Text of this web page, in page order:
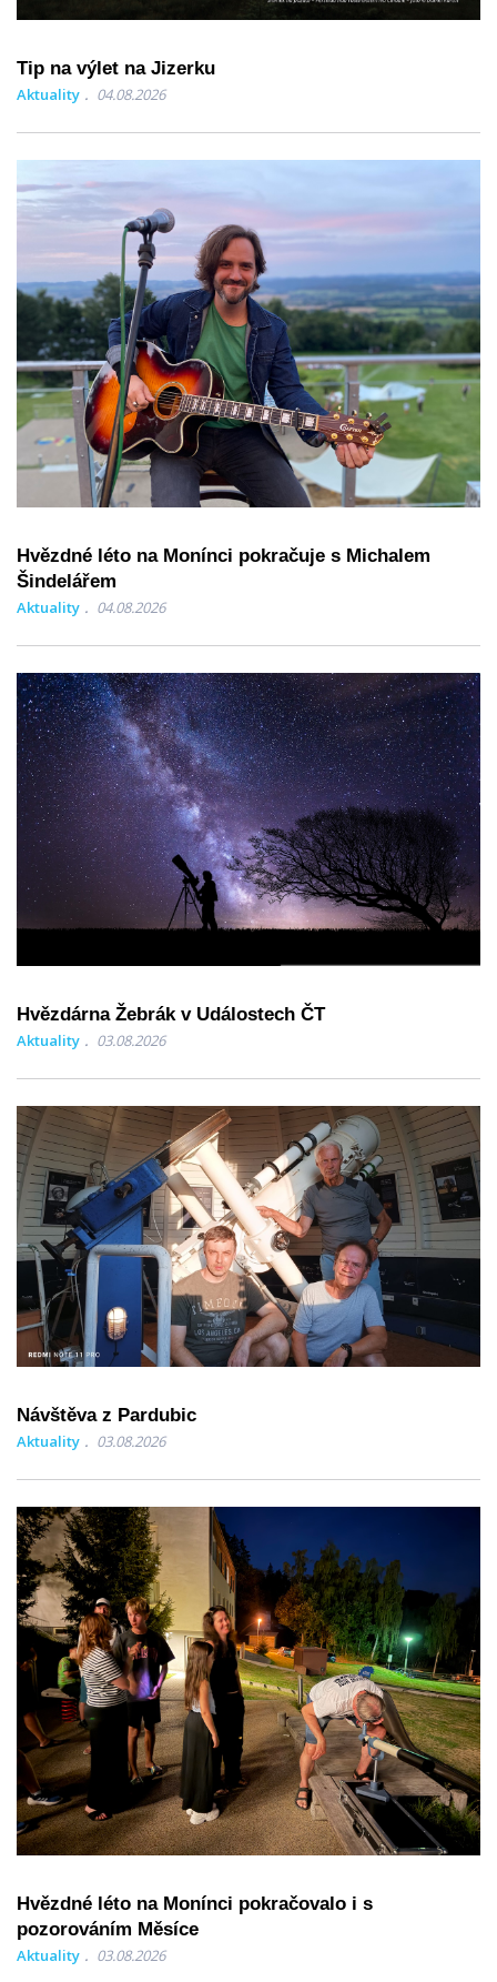
Tip na výlet na Jizerku
Aktuality 04.08.2026
Hvězdné léto na Monínci pokračuje s Michalem
Šindelářem
Aktuality 04.08.2026
Hvězdárna Žebrák v Událostech ČT
Aktuality 03.08.2026
Návštěva z Pardubic
Aktuality 03.08.2026
Hvězdné léto na Monínci pokračovalo i s
pozorováním Měsíce
Aktuality 03.08.2026